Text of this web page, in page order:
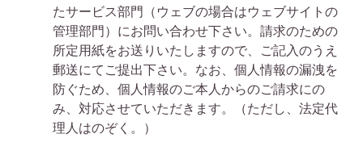
たサービス部門（ウェブの場合はウェブサイトの
管理部門）にお問い合わせ下さい。請求のための
所定用紙をお送りいたしますので、ご記入のうえ
郵送にてご提出下さい。なお、個人情報の漏洩を
防ぐため、個人情報のご本人からのご請求にの
み、対応させていただきます。（ただし、法定代
理人はのぞく。）